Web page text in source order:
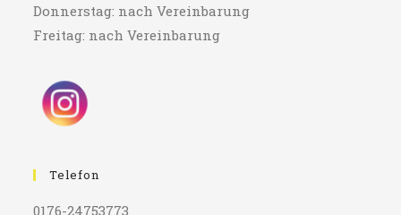
Donnerstag: nach Vereinbarung
Freitag: nach Vereinbarung
Telefon
0176-24753773